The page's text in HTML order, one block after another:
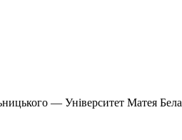
— Університет Матея Бела